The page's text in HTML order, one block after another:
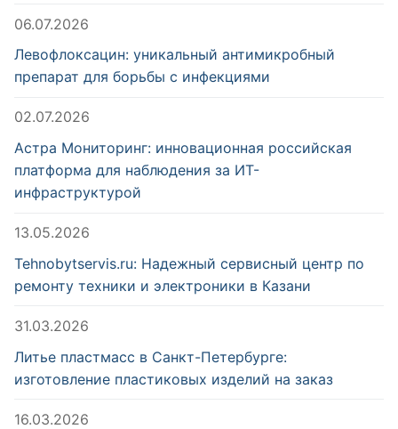
06.07.2026
Левофлоксацин: уникальный антимикробный
препарат для борьбы с инфекциями
02.07.2026
Астра Мониторинг: инновационная российская
платформа для наблюдения за ИТ-
инфраструктурой
13.05.2026
Tehnobytservis.ru: Надежный сервисный центр по
ремонту техники и электроники в Казани
31.03.2026
Литье пластмасс в Санкт-Петербурге:
изготовление пластиковых изделий на заказ
16.03.2026